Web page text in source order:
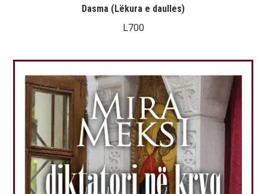
Dasma (Lëkura e daulles)
L700